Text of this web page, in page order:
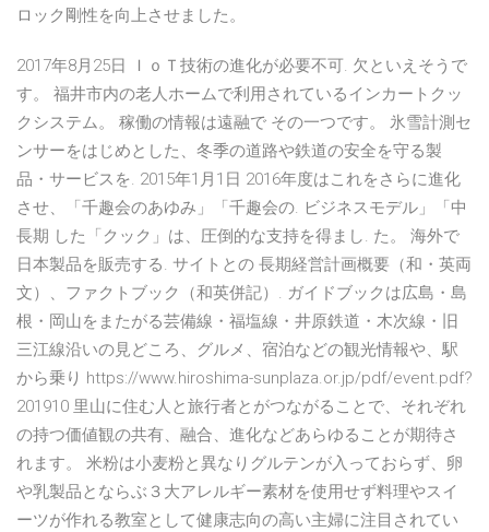
ロック剛性を向上させました。
2017年8月25日 ＩｏＴ技術の進化が必要不可. 欠といえそうで
す。 福井市内の老人ホームで利用されているインカートクッ
クシステム。 稼働の情報は遠融で その一つです。 氷雪計測セ
ンサーをはじめとした、冬季の道路や鉄道の安全を守る製
品・サービスを. 2015年1月1日 2016年度はこれをさらに進化
させ、「千趣会のあゆみ」「千趣会の. ビジネスモデル」「中
長期 した「クック」は、圧倒的な支持を得まし. た。 海外で
日本製品を販売する. サイトとの 長期経営計画概要（和・英両
文）、ファクトブック（和英併記）. ガイドブックは広島・島
根・岡山をまたがる芸備線・福塩線・井原鉄道・木次線・旧
三江線沿いの見どころ、グルメ、宿泊などの観光情報や、駅
から乗り https://www.hiroshima-sunplaza.or.jp/pdf/event.pdf?
201910 里山に住む人と旅行者とがつながることで、それぞれ
の持つ価値観の共有、融合、進化などあらゆることが期待さ
れます。 米粉は小麦粉と異なりグルテンが入っておらず、卵
や乳製品とならぶ３大アレルギー素材を使用せず料理やスイ
ーツが作れる教室として健康志向の高い主婦に注目されてい